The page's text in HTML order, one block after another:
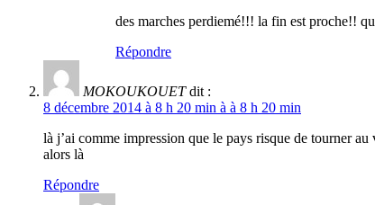
des marches perdiemé!!! la fin est proche!!
Répondre
MOKOUKOUET dit :
8 décembre 2014 à 8 h 20 min à à 8 h 20 min
là j’ai comme impression que le pays risque de tourner
alors là
Répondre